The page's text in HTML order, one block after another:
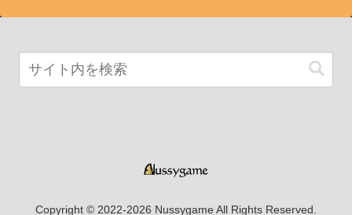
Copyright © 2022-2026 Nussygame All Rights Reserved.